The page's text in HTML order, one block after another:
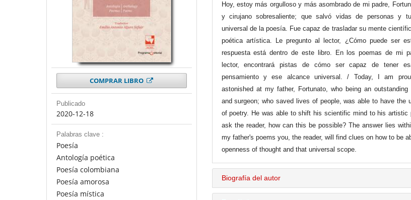
COMPRAR LIBRO
Publicado
2020-12-18
Palabras clave :
Poesía
Antología poética
Poesía colombiana
Poesía amorosa
Poesía mística
Hoy, estoy más orgulloso y más asombrado de mi padre,
y cirujano sobresaliente; que salvó vidas de personas y
universal de la poesía. Fue capaz de trasladar su mente
poética artística. Le pregunto al lector, ¿Cómo puede ser
respuesta está dentro de este libro. En los poemas de mi
lector, encontrará pistas de cómo ser capaz de tener
pensamiento y ese alcance universal. / Today, I am
astonished at my father, Fortunato, who being an outstanding
and surgeon; who saved lives of people, was able to have the
of poetry. He was able to shift his scientific mind to his artistic
ask the reader, how can this be possible? The answer lies
my father's poems you, the reader, will find clues on how to be
openness of thought and that universal scope.
Biografía del autor